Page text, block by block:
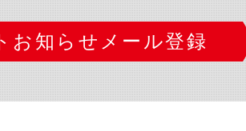
お知らせメール登録